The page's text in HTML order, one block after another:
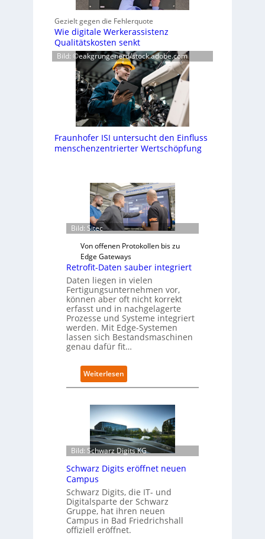
Gezielt gegen die Fehlerquote
Wie digitale Werkerassistenz
Qualitätskosten senkt
Bild: ©eakgrungenerd/stock.adobe.com
Fraunhofer ISI untersucht den Einfluss
menschenzentrierter Wertschöpfung
Bild: Sitec
Von offenen Protokollen bis zu
Edge Gateways
Retrofit-Daten sauber integriert
Daten liegen in vielen
Fertigungsunternehmen vor,
können aber oft nicht korrekt
erfasst und in nachgelagerte
Prozesse und Systeme integriert
werden. Mit Edge-Systemen
lassen sich Bestandsmaschinen
genau dafür fit…
Weiterlesen:
R
t
r
o
f
i
t
-
a
t
e
n
s
Bild: Schwarz Digits KG
Schwarz Digits eröffnet neuen
Campus
Schwarz Digits, die IT- und
Digitalsparte der Schwarz
Gruppe, hat ihren neuen
Campus in Bad Friedrichshall
offiziell eröffnet.